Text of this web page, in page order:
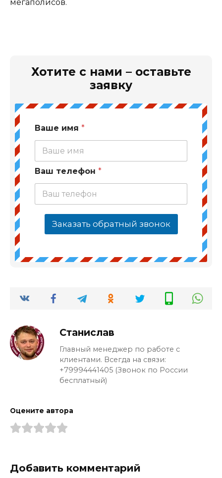
мегаполисов.
Хотите с нами – оставьте
заявку
Ваше имя *
Ваш телефон *
Заказать обратный звонок
Станислав
Главный менеджер по работе с
клиентами. Всегда на связи:
+79994441405 (Звонок по России
бесплатный)
Оцените автора
Добавить комментарий